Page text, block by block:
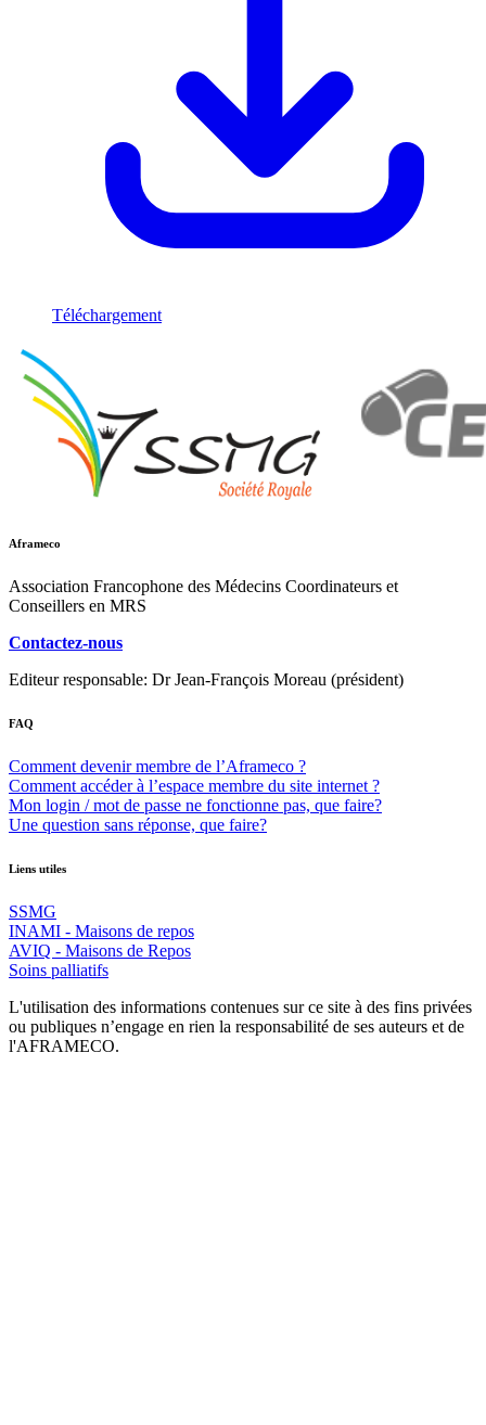
Téléchargement
Aframeco
Association Francophone des Médecins Coordinateurs et
Conseillers en MRS
Contactez-nous
Editeur responsable: Dr Jean-François Moreau (président)
FAQ
Comment devenir membre de l’Aframeco ?
Comment accéder à l’espace membre du site internet ?
Mon login / mot de passe ne fonctionne pas, que faire?
Une question sans réponse, que faire?
Liens utiles
SSMG
INAMI - Maisons de repos
AVIQ - Maisons de Repos
Soins palliatifs
L'utilisation des informations contenues sur ce site à des fins privées
ou publiques n’engage en rien la responsabilité de ses auteurs et de
l'AFRAMECO.